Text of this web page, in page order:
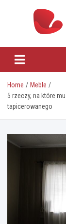
Home
Meble
5 rzeczy, na które
tapicerowanego